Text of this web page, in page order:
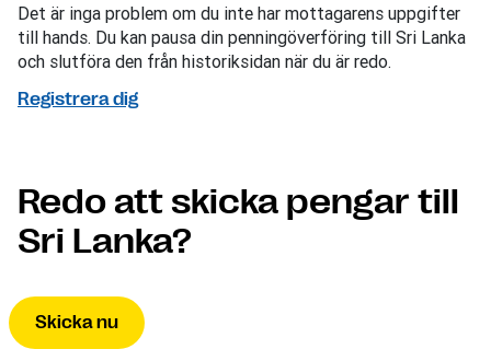
Det är inga problem om du inte har mottagarens uppgifter
till hands. Du kan pausa din penningöverföring till Sri Lanka
och slutföra den från historiksidan när du är redo.
Registrera dig
Redo att skicka pengar till
Sri Lanka?
Skicka nu